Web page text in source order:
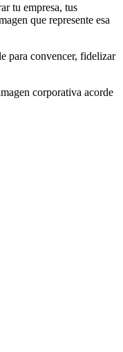
tu empresa, tus
que represente esa
para convencer, fidelizar
corporativa acorde